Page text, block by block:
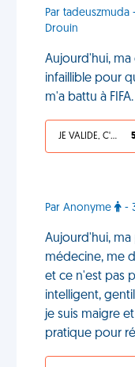
Par tadeuszmuda
Drouin
Aujourd'hui,
infaillible pour
m'a battu à
JE VALIDE, C'EST UNE VDM
Par Anonyme -
Aujourd'hui,
médecine, me
et ce n'est pas
intelligent,
je suis maigre
pratique pour